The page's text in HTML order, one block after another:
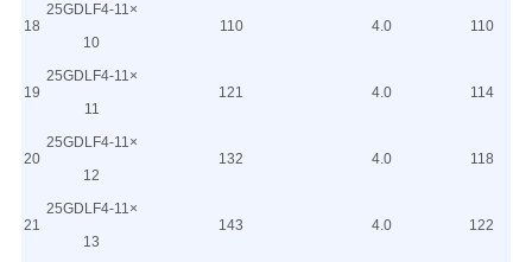
18
25GDLF4-11×
10
110 4.0 110
19
25GDLF4-11×
11
121 4.0 114
20
25GDLF4-11×
12
132 4.0 118
21
25GDLF4-11×
13
143 4.0 122